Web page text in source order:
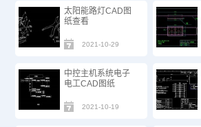
太阳能路灯CAD图
纸查看
2021-10-29
中控主机系统电子
电工CAD图纸
2021-10-19